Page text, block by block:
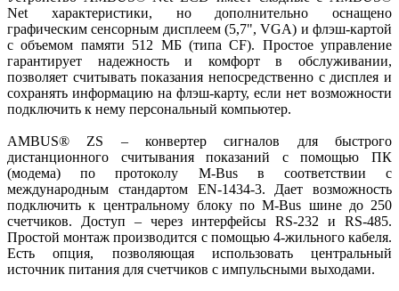
Net характеристики, но дополнительно оснащено
графическим сенсорным дисплеем (5,7", VGA) и флэш-картой
с объемом памяти 512 МБ (типа CF). Простое управление
гарантирует надежность и комфорт в обслуживании,
позволяет считывать показания непосредственно с дис­плея и
сохранять информацию на флэш-карту, если нет возможности
подключить к нему персональный компьютер.
AMBUS® ZS – конвертер сигналов для быстрого
дистанционного считывания показаний с помощью ПК
(модема) по протоколу M‑Bus в соответствии с
международным стандартом EN‑1434-3. Дает возможность
подключить к центральному блоку по M‑Bus шине до 250
счетчиков. Доступ – через интерфейсы RS‑232 и RS‑485.
Простой монтаж производится с помощью 4‑жильного кабеля.
Есть опция, позволяющая использовать центральный
источник питания для счетчиков с импульсными выходами.